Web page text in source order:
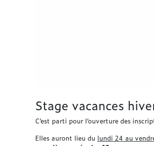
Stage vacances
C’est parti pour l’ouverture des
Elles auront lieu du lundi 24 au